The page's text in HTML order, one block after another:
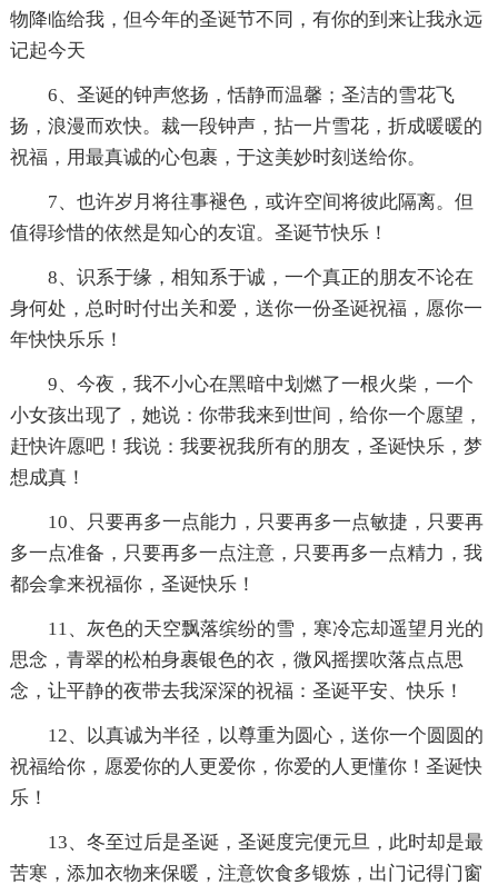
物降临给我，但今年的圣诞节不同，有你的到来让我永远
记起今天
6、圣诞的钟声悠扬，恬静而温馨；圣洁的雪花飞
扬，浪漫而欢快。裁一段钟声，拈一片雪花，折成暖暖的
祝福，用最真诚的心包裹，于这美妙时刻送给你。
7、也许岁月将往事褪色，或许空间将彼此隔离。但
值得珍惜的依然是知心的友谊。圣诞节快乐！
8、识系于缘，相知系于诚，一个真正的朋友不论在
身何处，总时时付出关和爱，送你一份圣诞祝福，愿你一
年快快乐乐！
9、今夜，我不小心在黑暗中划燃了一根火柴，一个
小女孩出现了，她说：你带我来到世间，给你一个愿望，
赶快许愿吧！我说：我要祝我所有的朋友，圣诞快乐，梦
想成真！
10、只要再多一点能力，只要再多一点敏捷，只要再
多一点准备，只要再多一点注意，只要再多一点精力，我
都会拿来祝福你，圣诞快乐！
11、灰色的天空飘落缤纷的雪，寒冷忘却遥望月光的
思念，青翠的松柏身裹银色的衣，微风摇摆吹落点点思
念，让平静的夜带去我深深的祝福：圣诞平安、快乐！
12、以真诚为半径，以尊重为圆心，送你一个圆圆的
祝福给你，愿爱你的人更爱你，你爱的人更懂你！圣诞快
乐！
13、冬至过后是圣诞，圣诞度完便元旦，此时却是最
苦寒，添加衣物来保暖，注意饮食多锻炼，出门记得门窗